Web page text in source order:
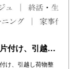
暮らしのお手伝いさん | 整理収納、片付け、引越し、家中丸ごと片付け、実家の片付けをお手伝い | 東京・神奈川・千葉・埼玉の関東エリアと大阪・兵庫・京都の関西エリア
け、引越し荷物整